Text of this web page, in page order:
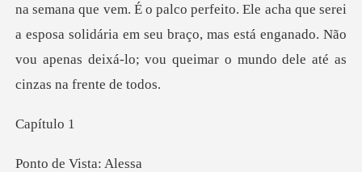
na semana que vem. É o palco perfeito. Ele acha que serei
a esposa solidária em seu braço,
ítu
e Vista